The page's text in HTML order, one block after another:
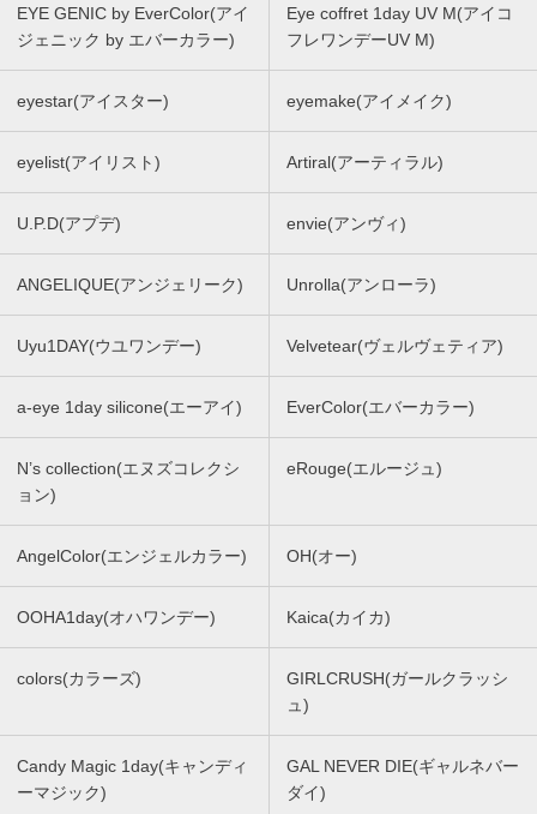
EYE GENIC by EverColor(アイ
ジェニック by エバーカラー)
Eye coffret 1day UV M(アイコ
フレワンデーUV M)
eyestar(アイスター) eyemake(アイメイク)
eyelist(アイリスト) Artiral(アーティラル)
U.P.D(アプデ) envie(アンヴィ)
ANGELIQUE(アンジェリーク) Unrolla(アンローラ)
Uyu1DAY(ウユワンデー) Velvetear(ヴェルヴェティア)
a-eye 1day silicone(エーアイ) EverColor(エバーカラー)
N’s collection(エヌズコレクシ
ョン)
eRouge(エルージュ)
AngelColor(エンジェルカラー) OH(オー)
OOHA1day(オハワンデー) Kaica(カイカ)
colors(カラーズ)
GIRLCRUSH(ガールクラッシ
ュ)
Candy Magic 1day(キャンディ
ーマジック)
GAL NEVER DIE(ギャルネバー
ダイ)